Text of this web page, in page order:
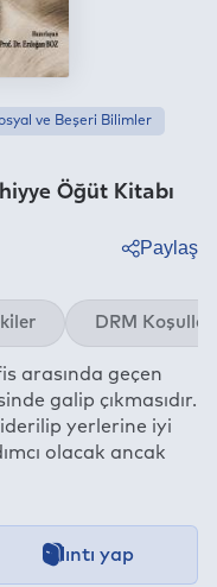
Öğüt Kitabı
ve Beşeri Bilimler
Paylaş
Twitter
Linkedin
Whatsapp
Telegram
DRM Koşulları
arasında geçen
galip çıkmasıdır.
yerlerine iyi
olacak ancak
devam
(DRM) Koşullarıyla
Alıntı yap